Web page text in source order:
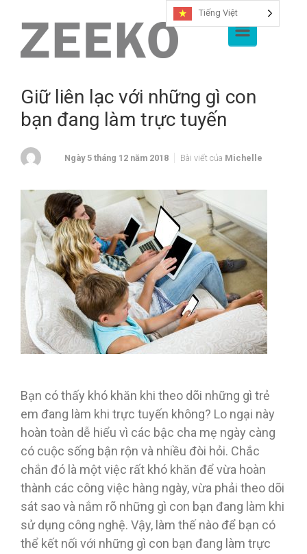
Giữ liên lạc với những gì con
bạn đang làm trực tuyến
Ngày 5 tháng 12 năm 2018 Bài viết của Michelle
Bạn có thấy khó khăn khi theo dõi những gì trẻ
em đang làm khi trực tuyến không? Lo ngại này
hoàn toàn dễ hiểu vì các bậc cha mẹ ngày càng
có cuộc sống bận rộn và nhiều đòi hỏi. Chắc
chắn đó là một việc rất khó khăn để vừa hoàn
thành các công việc hàng ngày, vừa phải theo dõi
sát sao và nắm rõ những gì con bạn đang làm khi
sử dụng công nghệ. Vậy, làm thế nào để bạn có
thể kết nối với những gì con bạn đang làm trực
Tiếng Việt